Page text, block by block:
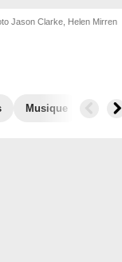
Jason Clarke, Helen Mirren
Musique Photos